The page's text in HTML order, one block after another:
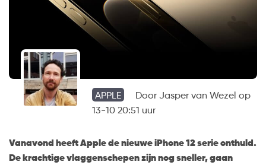
APPLE Door Jasper van Wezel op
13-10 20:51 uur
Vanavond heeft Apple de nieuwe iPhone 12 serie onthuld.
De krachtige vlaggenschepen zijn nog sneller, gaan